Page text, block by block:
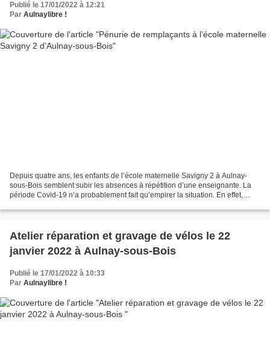
Publié le 17/01/2022 à 12:21
Par Aulnaylibre !
Depuis quatre ans, les enfants de l’école maternelle Savigny 2 à Aulnay-
sous-Bois semblent subir les absences à répétition d’une enseignante. La
période Covid-19 n’a probablement fait qu’empirer la situation. En effet,
Atelier réparation et gravage de vélos le 22
janvier 2022 à Aulnay-sous-Bois
Publié le 17/01/2022 à 10:33
Par Aulnaylibre !